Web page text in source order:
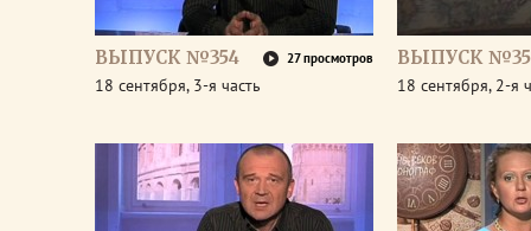
ВЫПУСК №354 27 просмотров
18 сентября, 3-я часть
ВЫПУСК
18 сентября, 2-я